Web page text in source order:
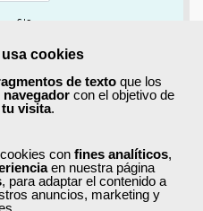
usa cookies
de texto que los
navegador con el objetivo de
visita.
con fines analíticos,
en nuestra página
, para adaptar el contenido a
anuncios, marketing y
más adelante
sobre cursos, ofertas
aprendizaje.
de Privacidad